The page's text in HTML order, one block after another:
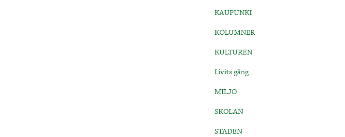
KAUPUNKI
KOLUMNER
KULTUREN
Livits gång
MILJÖ
SKOLAN
STADEN